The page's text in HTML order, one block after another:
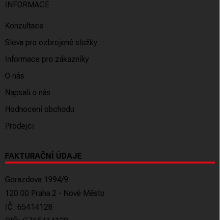
INFORMACE
Konzultace
Sleva pro ozbrojené složky
Informace pro zákazníky
O nás
Napsali o nás
Hodnocení obchodu
Prodejci
FAKTURAČNÍ ÚDAJE
Gorazdova 1994/9
120 00 Praha 2 - Nové Město
IČ: 65414128